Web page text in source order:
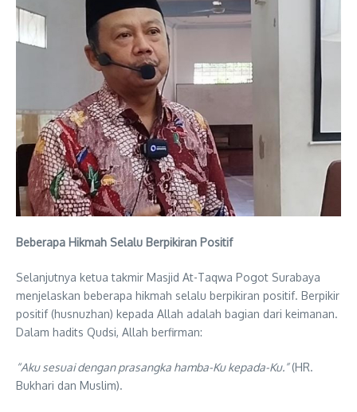
Beberapa Hikmah Selalu Berpikiran Positif
Selanjutnya ketua takmir Masjid At-Taqwa Pogot Surabaya
menjelaskan beberapa hikmah selalu berpikiran positif. Berpikir
positif (husnuzhan) kepada Allah adalah bagian dari keimanan.
Dalam hadits Qudsi, Allah berfirman:
“Aku sesuai dengan prasangka hamba-Ku kepada-Ku.”(HR.
Bukhari dan Muslim).